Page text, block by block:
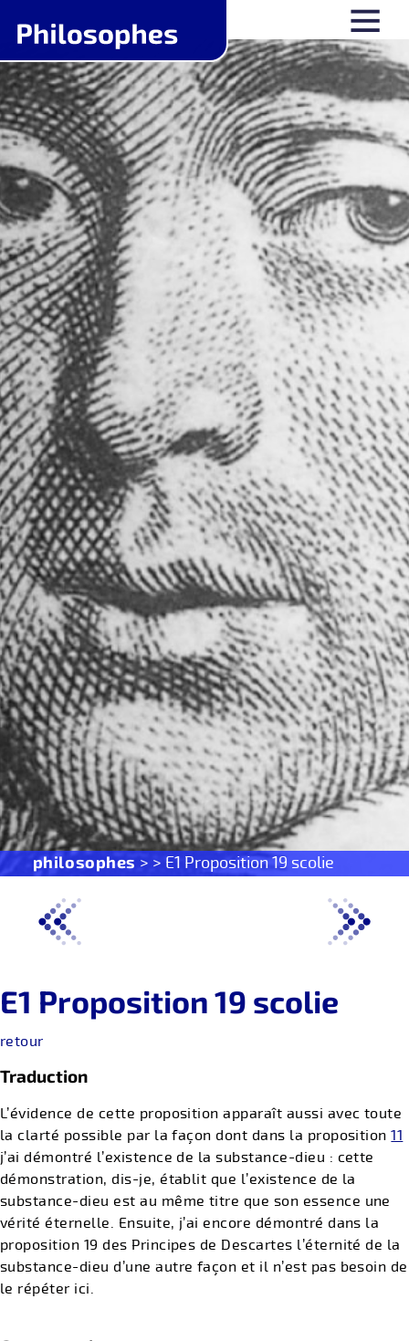
philosophes > > E1 Proposition 19 scolie
E1 Proposition 19 scolie
retour
Traduction
L’évidence de cette proposition apparaît aussi avec toute
la clarté possible par la façon dont dans la proposition11
j’ai démontré l’existence de la substance-dieu : cette
démonstration, dis-je, établit que l’existence de la
substance-dieu est au même titre que son essence une
vérité éternelle. Ensuite, j’ai encore démontré dans la
proposition 19 des Principes de Descartes l’éternité de la
substance-dieu d’une autre façon et il n’est pas besoin de
le répéter ici.